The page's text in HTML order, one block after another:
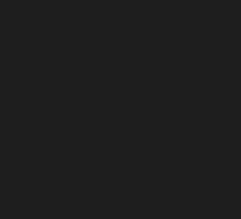
Κατάλογο Παγκόσμιας
η απόφαση Ο
και πολιτιστικό
για την